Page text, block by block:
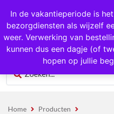
In de vakantieperiode is
bezorgdiensten als wijzelf
weer. Verwerking van
kunnen dus een dagje (of
hopen op jullie
1000+
Home
Producten